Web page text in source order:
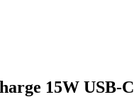
15W USB-C